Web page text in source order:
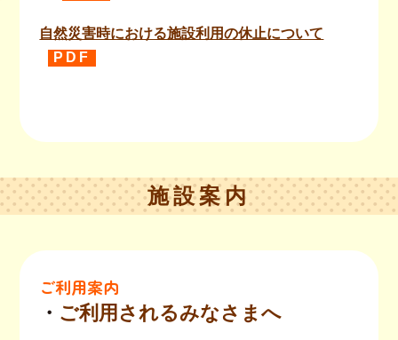
自然災害時における施設利用の休止について
PDF
施設案内
ご利用案内
・ ご利用されるみなさまへ